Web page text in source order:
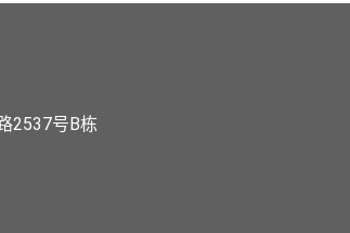
2537号B栋